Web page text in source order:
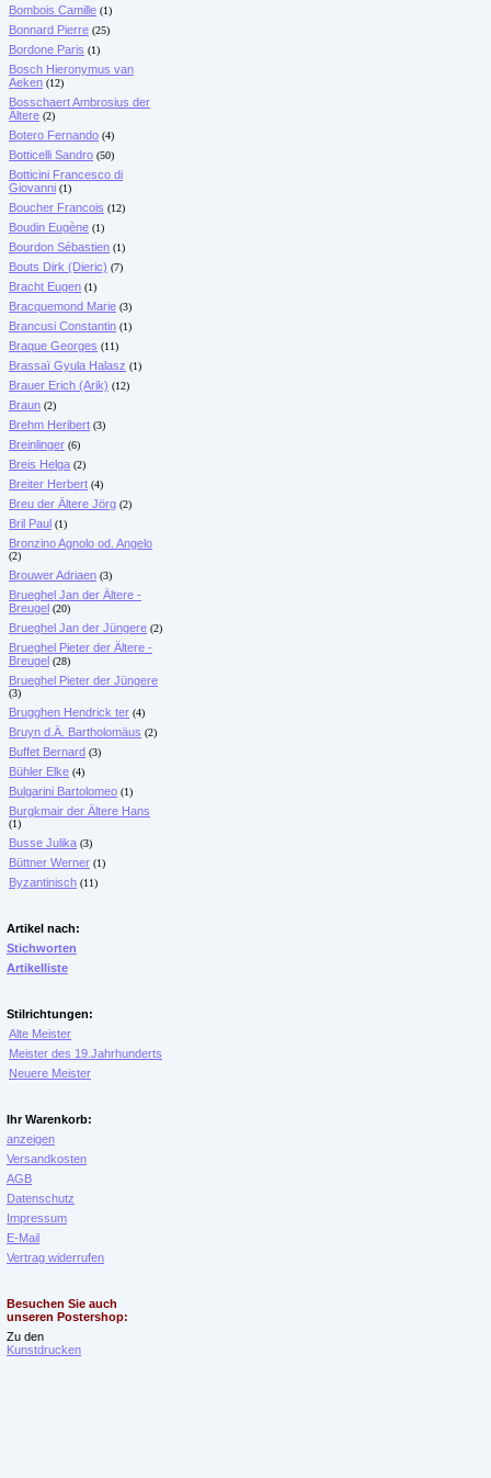
Bombois Camille (1)
Bonnard Pierre (25)
Bordone Paris (1)
Bosch Hieronymus van
Aeken (12)
Bosschaert Ambrosius der
Ältere (2)
Botero Fernando (4)
Botticelli Sandro (50)
Botticini Francesco di
Giovanni (1)
Boucher Francois (12)
Boudin Eugène (1)
Bourdon Sébastien (1)
Bouts Dirk (Dieric) (7)
Bracht Eugen (1)
Bracquemond Marie (3)
Brancusi Constantin (1)
Braque Georges (11)
Brassaï Gyula Halasz (1)
Brauer Erich (Arik) (12)
Braun (2)
Brehm Heribert (3)
Breinlinger (6)
Breis Helga (2)
Breiter Herbert (4)
Breu der Ältere Jörg (2)
Bril Paul (1)
Bronzino Agnolo od. Angelo
(2)
Brouwer Adriaen (3)
Brueghel Jan der Ältere -
Breugel (20)
Brueghel Jan der Jüngere (2)
Brueghel Pieter der Ältere -
Breugel (28)
Brueghel Pieter der Jüngere
(3)
Brugghen Hendrick ter (4)
Bruyn d.Ä. Bartholomäus (2)
Buffet Bernard (3)
Bühler Elke (4)
Bulgarini Bartolomeo (1)
Burgkmair der Ältere Hans
(1)
Busse Julika (3)
Büttner Werner (1)
Byzantinisch (11)
Artikel nach:
Stichworten
Artikelliste
Stilrichtungen:
Alte Meister
Meister des 19.Jahrhunderts
Neuere Meister
Ihr Warenkorb:
anzeigen
Versandkosten
AGB
Datenschutz
Impressum
E-Mail
Vertrag widerrufen
Besuchen Sie auch
unseren Postershop:
Zu den
Kunstdrucken